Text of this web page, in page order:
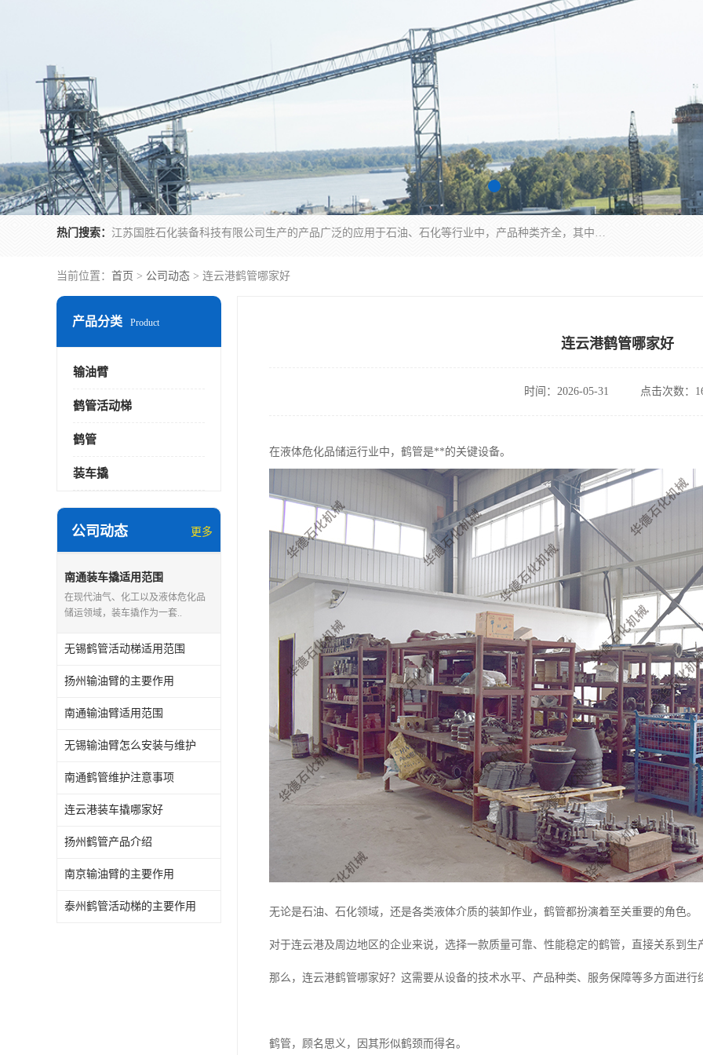
热门搜索： 江苏国胜石化装备科技有限公司生产的产品广泛的应用于石油、石化等行业中，产品种类齐全，其中包括装卸鹤管、汽车鹤管、火车鹤管、装车鹤管、卸车鹤管、上装鹤管、下装鹤管、lng鹤管、发油鹤管、液氨鹤管、液化气鹤管等，我们生产的产品质量上乘，价格实惠，服务好，买鹤管就到国胜石化装备！
当前位置： 首页 > 公司动态 > 连云港鹤管哪家好
产品分类 Product
输油臂
鹤管活动梯
鹤管
装车撬
公司动态 更多
南通装车撬适用范围
在现代油气、化工以及液体危化品
储运领域，装车撬作为一套..
无锡鹤管活动梯适用范围
扬州输油臂的主要作用
南通输油臂适用范围
无锡输油臂怎么安装与维护
南通鹤管维护注意事项
连云港装车撬哪家好
扬州鹤管产品介绍
南京输油臂的主要作用
泰州鹤管活动梯的主要作用
连云港鹤管哪家好
时间：2026-05-31 点击次数：
在液体危化品储运行业中，鹤管是**的关键设备。
无论是石油、石化领域，还是各类液体介质的装卸作业，鹤管都扮演着至关重要的角色。
对于连云港及周边地区的企业来说，选择一款质量可靠、性能稳定的鹤管，直接关系到生
那么，连云港鹤管哪家好？这需要从设备的技术水平、产品种类、服务保障等多方面进行
鹤管，顾名思义，因其形似鹤颈而得名。